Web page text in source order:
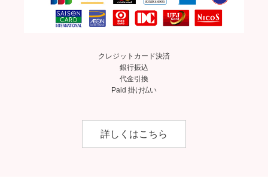
クレジットカード決済
銀行振込
代金引換
Paid 掛け払い
詳しくはこちら